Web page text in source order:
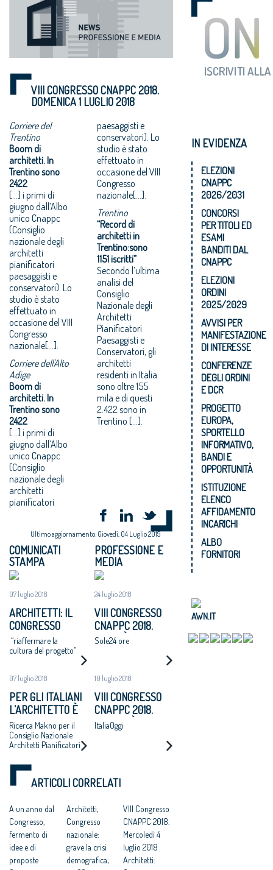
VIII CONGRESSO CNAPPC 2018.
DOMENICA 1 LUGLIO 2018
Corriere del
Trentino
Boom di
architetti. In
Trentino sono
2422
[…] i primi di
giugno dall’Albo
unico Cnappc
(Consiglio
nazionale degli
architetti
pianificatori
paesaggisti e
conservatori). Lo
studio è stato
effettuato in
occasione del VIII
Congresso
nazionale[…].
Corriere dell'Alto
Adige
Boom di
architetti. In
Trentino sono
2422
[…] i primi di
giugno dall’Albo
unico Cnappc
(Consiglio
nazionale degli
architetti
pianificatori
paesaggisti e
conservatori). Lo
studio è stato
effettuato in
occasione del VIII
Congresso
nazionale[…].
Trentino
“Record di
architetti in
Trentino:sono
1151 iscritti”
Secondo l’ultima
analisi del
Consiglio
Nazionale degli
Architetti
Pianificatori
Paesaggisti e
Conservatori, gli
architetti
residenti in Italia
sono oltre 155
mila e di questi
2.422 sono in
Trentino […].
Ultimo aggiornamento: Giovedì, 04 Luglio 2019
COMUNICATI
STAMPA
07 luglio 2018
ARCHITETTI: IL
CONGRESSO
NAZIONALE
APPROVA UN
ADOTTI UN
PROGRAMMA
NAZIONALE DI
RIGENERAZIONE
URBANE,
ALTERNATIVA A
INCONTROLLATE
E AL CONSUMO DI
SUOLO”
“riaffermare la
cultura del progetto”
07 luglio 2018
PER GLI ITALIANI
L’ARCHITETTO È
UNA FIGURA
CRUCIALE PER
DISEGNARE LO
SVILUPPO
ECONOMICO E
SOCIALE DEL
Ricerca Makno per il
Consiglio Nazionale
Architetti Pianificatori
Conservatori –
CNAPPC
PROFESSIONE E
MEDIA
24 luglio 2018
VIII CONGRESSO
CNAPPC 2018.
LUNEDÌ 25 LUGLIO
Sole24 ore
10 luglio 2018
VIII CONGRESSO
CNAPPC 2018.
MARTEDÌ 10
ItaliaOggi
ARTICOLI CORRELATI
A un anno dal
Congresso,
fermento di
idee e di
proposte
Architetti,
Congresso
nazionale:
grave la crisi
demografica;
VIII Congresso
CNAPPC 2018.
Mercoledì 4
luglio 2018
Architetti:
IN EVIDENZA
ELEZIONI
CNAPPC
2026/2031
CONCORSI
PER TITOLI ED
ESAMI
BANDITI DAL
CNAPPC
ELEZIONI
ORDINI
2025/2029
AVVISI PER
MANIFESTAZIONE
DI INTERESSE
CONFERENZE
DEGLI ORDINI
E DCR
PROGETTO
EUROPA,
SPORTELLO
INFORMATIVO,
BANDI E
OPPORTUNITÀ
ISTITUZIONE
ELENCO
AFFIDAMENTO
INCARICHI
ALBO
FORNITORI
AWN.IT